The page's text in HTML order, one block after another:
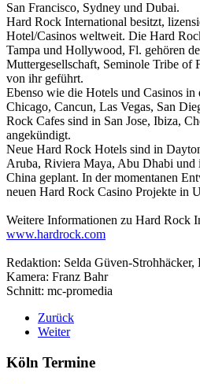
San Francisco, Sydney und Dubai.
Hard Rock International besitzt,
Hotel/Casinos weltweit. Die Hard
Tampa und Hollywood, Fl. gehören
Muttergesellschaft, Seminole Tribe of
von ihr geführt.
Ebenso wie die Hotels und Casinos
Chicago, Cancun, Las Vegas, San
Rock Cafes sind in San Jose, Ibiza,
angekündigt.
Neue Hard Rock Hotels sind in
Aruba, Riviera Maya, Abu Dhabi und
China geplant. In der momentanen
neuen Hard Rock Casino Projekte in
Weitere Informationen zu Hard Rock
www.hardrock.com
Redaktion: Selda Güven-Strohhäcker,
Kamera: Franz Bahr
Schnitt: mc-promedia
Zurück
Weiter
Köln Termine